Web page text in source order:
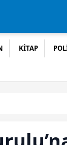
KİTAP